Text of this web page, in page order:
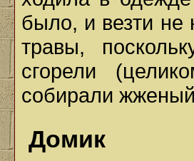
было, и везти
травы,
сгорели
собирали
Домик